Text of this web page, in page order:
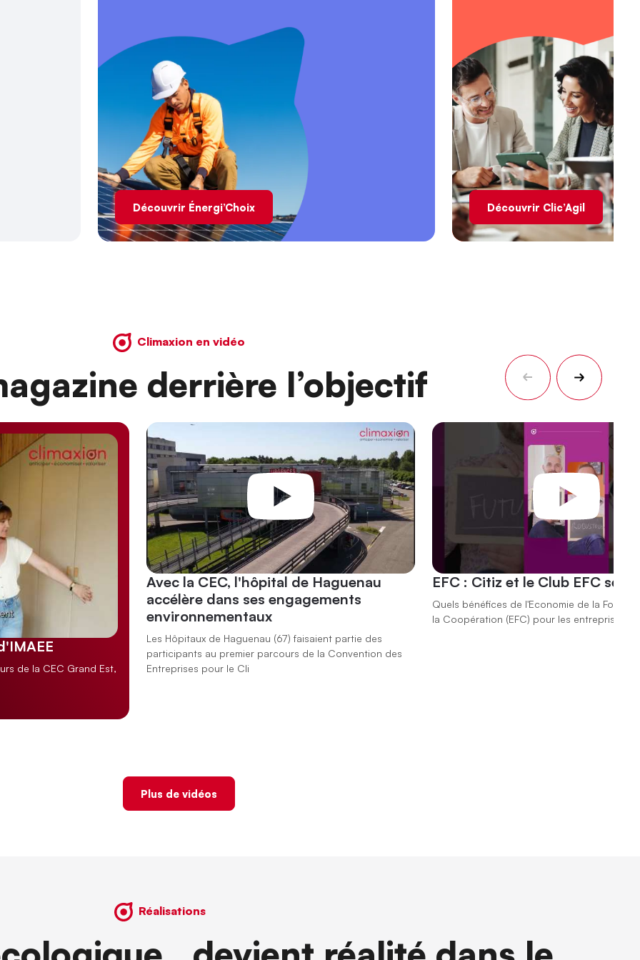
Découvrir Énergi’Choix Découvrir Clic’Agil
Climaxion en vidéo
derrière l’objectif
de la CEC Grand Est,
Avec la CEC, l'hôpital de Haguenau
accélère dans ses engagements
environnementaux
Les Hôpitaux de Haguenau (67) faisaient partie des
participants au premier parcours de la ⁨Convention des
Entreprises pour le Cli
EFC : Citiz et le Club EFC se
Quels bénéfices de l'Economie de la
la Coopération (EFC) pour les entreprises ?
Plus de vidéos
Réalisations